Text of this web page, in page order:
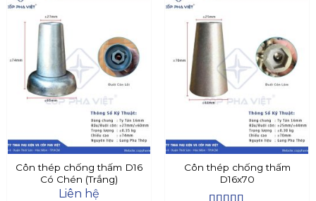
Côn thép chống thấm D16
Có Chén (Trắng)
Liên hệ
Côn thép chống thấm
D16x70